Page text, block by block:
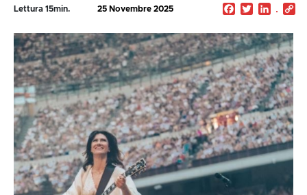
Lettura 15min. 25 Novembre 2025 Facebook
Twitter